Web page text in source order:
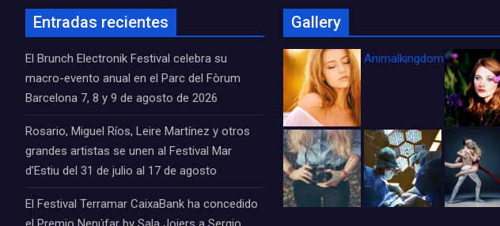
Entradas recientes
El Brunch Electronik Festival celebra su
macro-evento anual en el Parc del Fòrum
Barcelona 7, 8 y 9 de agosto de 2026
Rosario, Miguel Ríos, Leire Martínez y otros
grandes artistas se unen al Festival Mar
d’Estiu del 31 de julio al 17 de agosto
El Festival Terramar CaixaBank ha concedido
Gallery
Animalkingdom_FichaCine